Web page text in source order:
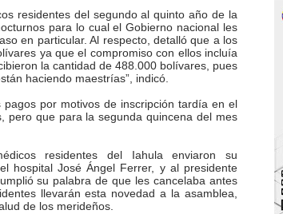
de origami
de la Lactancia Materna
recreación y cultura a niños del
deportivos de Zea en una enriquecedora
Mérida con plan de actualización y atención
para la instalación del detector Cherenkov
residentes del segundo al quinto año de la
para lo cual el Gobierno nacional les
en particular. Al respecto, detalló que a los
ya que el compromiso con ellos incluía
la cantidad de 488.000 bolívares, pues
haciendo maestrías”, indicó.
por motivos de inscripción tardía en el
pero que para la segunda quincena del mes
residentes del Iahula enviaron su
hospital José Ángel Ferrer, y al presidente
su palabra de que les cancelaba antes
llevarán esta novedad a la asamblea,
de los merideños.